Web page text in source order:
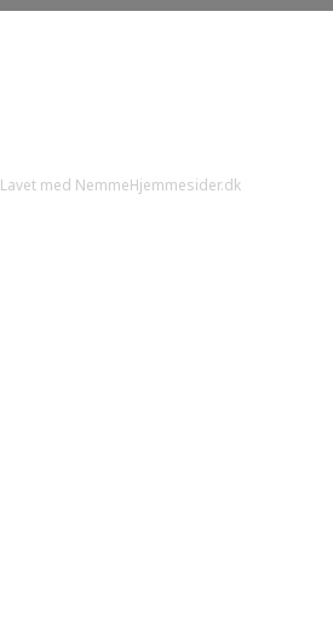
Lavet med NemmeHjemmesider.dk